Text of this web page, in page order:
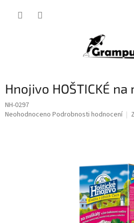
Hnojivo HOŠTICKÉ
NH-0297
Průměrné
Neohodnoceno Podrobnosti hodnocení